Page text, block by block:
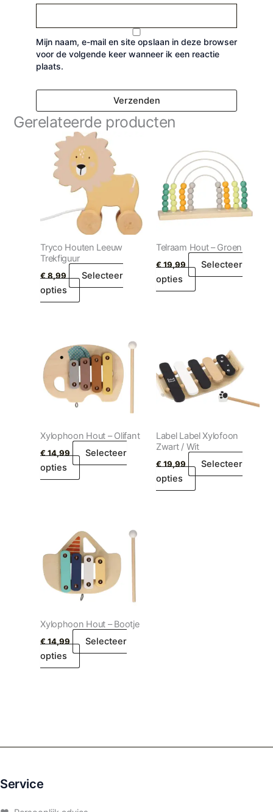
Mijn naam, e-mail en site opslaan in deze browser
voor de volgende keer wanneer ik een reactie
plaats.
Gerelateerde producten
Tryco Houten Leeuw
Trekfiguur
€8,99
Selecteer
opties
Telraam Hout – Groen
€19,99
Selecteer
opties
Xylophoon Hout – Olifant
€14,99
Selecteer
opties
Label Label Xylofoon
Zwart / Wit
€19,99
Selecteer
opties
Xylophoon Hout – Bootje
€14,99
Selecteer
opties
Service